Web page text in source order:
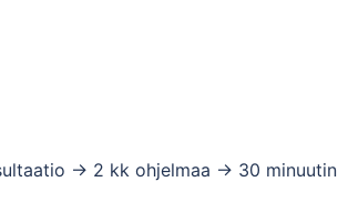
-> 2 kk ohjelmaa -> 30 minuutin